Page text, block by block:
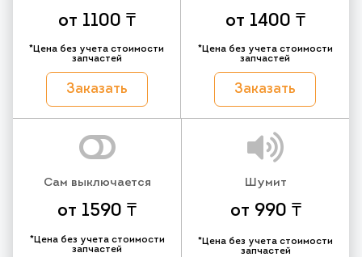
от 1100 ₸
*Цена без учета стоимости
запчастей
Заказать
от 1400 ₸
*Цена без учета стоимости
запчастей
Заказать
Сам выключается
от 1590 ₸
*Цена без учета стоимости
запчастей
Шумит
от 990 ₸
*Цена без учета стоимости
запчастей